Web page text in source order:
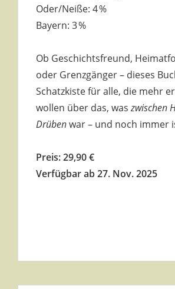
Oder/Neiße: 4 %
Bayern: 3 %
Ob Geschichtsfreund,
oder Grenzgänger – dieses
Schatzkiste für alle, die mehr
wollen über das, waszwischen
Drübenwar – und noch immer
Preis: 29,90 €
Verfügbar ab 27. Nov. 2025